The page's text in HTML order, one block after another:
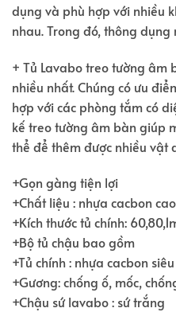
dụng và phù hợp với nhiều
nhau. Trong đó, thông
+ Tủ Lavabo treo tường âm
nhiều nhất. Chúng có ưu
hợp với các phòng tắm có
kế treo tường âm bàn giúp
thể để thêm được nhiều vật
+Gọn gàng tiện lợi
+Chất liệu : nhựa cacbon
+Kích thước tủ chính:
+Bộ tủ chậu bao gồm
+Tủ chính : nhựa cacbon
+Gương: chống ố, mốc,
+Chậu sứ lavabo : sứ trắng